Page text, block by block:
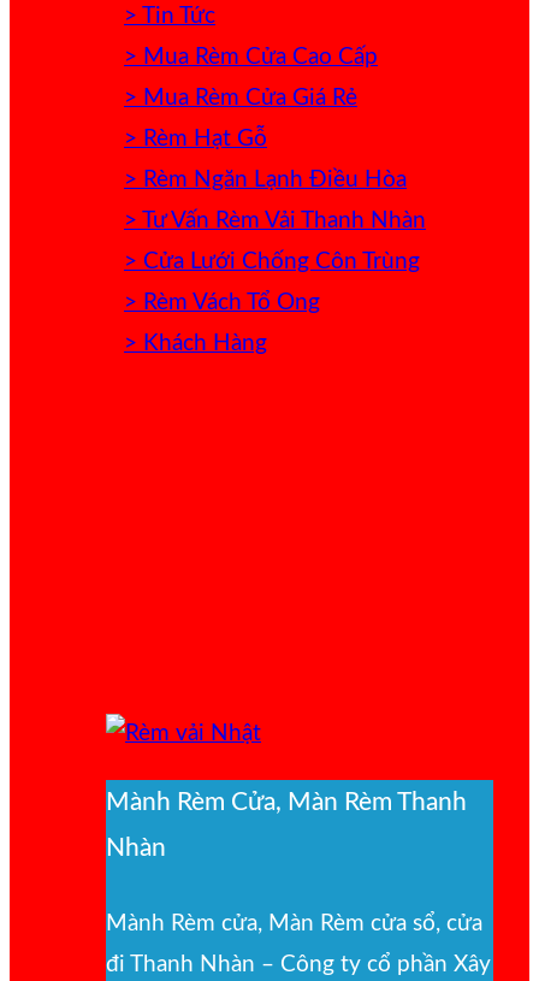
> Tin Tức
> Mua Rèm Cửa Cao Cấp
> Mua Rèm Cửa Giá Rẻ
> Rèm Hạt Gỗ
> Rèm Ngăn Lạnh Điều Hòa
> Tư Vấn Rèm Vải Thanh Nhàn
> Cửa Lưới Chống Côn Trùng
> Rèm Vách Tổ Ong
> Khách Hàng
Mành Rèm Cửa, Màn Rèm Thanh
Nhàn
Mành Rèm cửa, Màn Rèm cửa sổ, cửa
đi Thanh Nhàn – Công ty cổ phần Xây